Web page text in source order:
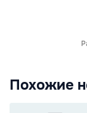
Похожие